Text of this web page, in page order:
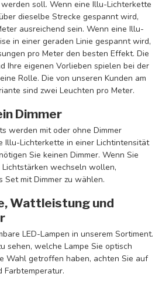
soll. Wenn eine Illu-Lichterkette
dieselbe Strecke gespannt wird,
ausreichend sein. Wenn eine Illu-
in einer geraden Linie gespannt wird,
pro Meter den besten Effekt. Die
Ihre eigenen Vorlieben spielen bei der
Rolle. Die von unseren Kunden am
sind zwei Leuchten pro Meter.
Dimmer
werden mit oder ohne Dimmer
Illu-Lichterkette in einer Lichtintensität
Sie keinen Dimmer. Wenn Sie
wechseln wollen,
Set mit Dimmer zu wählen.
Wattleistung und
LED-Lampen in unserem Sortiment.
sehen, welche Lampe Sie optisch
Wahl getroffen haben, achten Sie auf
Farbtemperatur.